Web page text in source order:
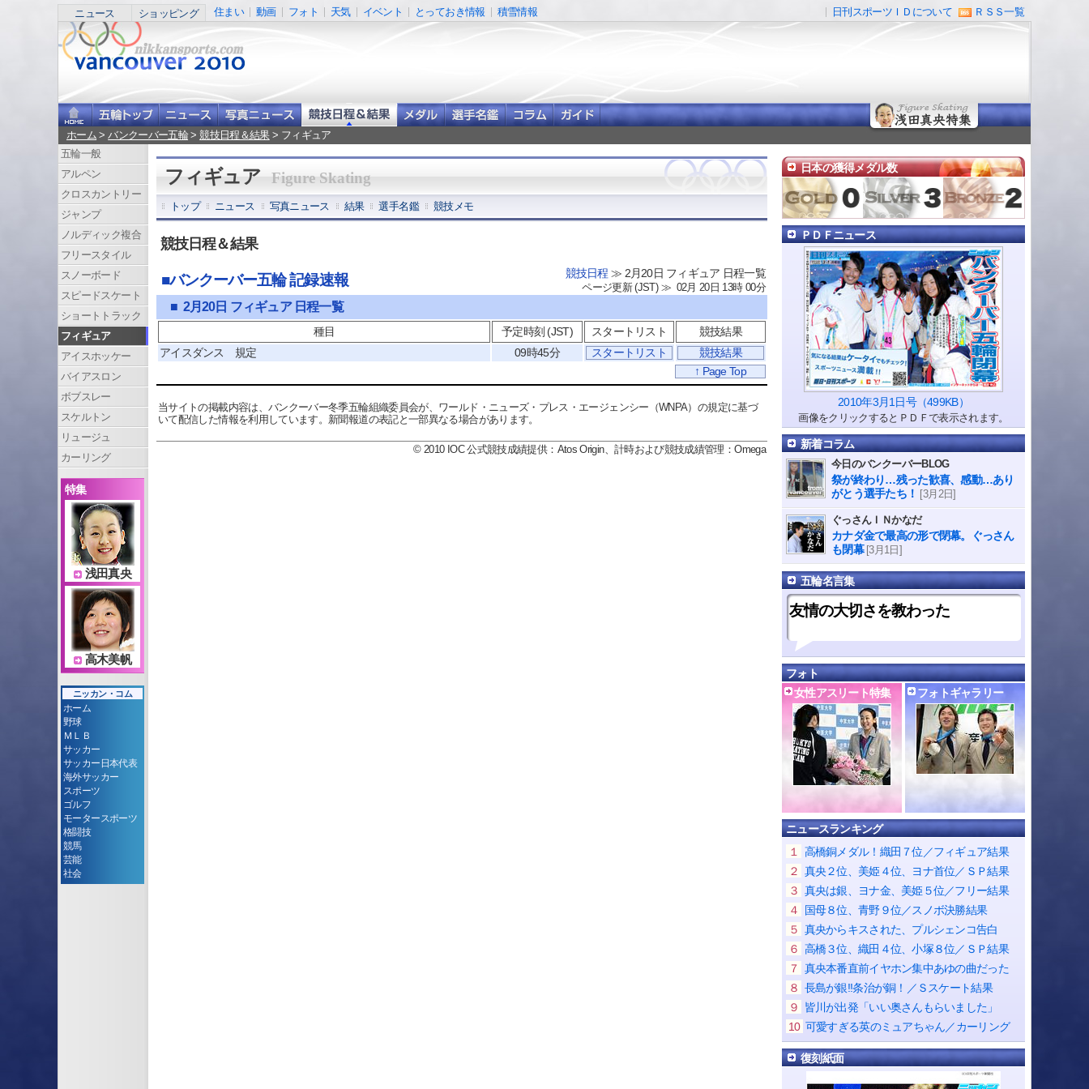
ニュース ショッピング 住まい 動画 フォト 天気 イベント とっておき情報 積雪情報 日刊スポーツＩＤについて ＲＳＳ一覧
ホーム >バンクーバー五輪>競技日程＆結果> フィギュア
フィギュア Figure Skating
トップ ニュース 写真ニュース 結果 選手名鑑 競技メモ
競技日程＆結果
■バンクーバー五輪 記録速報 競技日程 ≫ 2月20日 フィギュア 日程一覧
ページ更新 (JST) ≫ 02月 20日 13時 00分
■ 2月20日 フィギュア 日程一覧
種目 予定時刻 (JST) スタートリスト
競技結果
アイスダンス 規定
09時45分 スタートリスト
競技結果
↑ Page Top
当サイトの掲載内容は、バンクーバー冬季五輪組織委員会が、ワールド・ニューズ・プレス・エージェンシー（WNPA）の規定に基づ
いて配信した情報を利用しています。新聞報道の表記と一部異なる場合があります。
© 2010 IOC 公式競技成績提供：Atos Origin、計時および競技成績管理：Omega
五輪一般
アルペン
クロスカントリー
ジャンプ
ノルディック複合
フリースタイル
スノーボード
スピードスケート
ショートトラック
フィギュア
アイスホッケー
バイアスロン
ボブスレー
スケルトン
リュージュ
カーリング
特集
浅田真央
高木美帆
ニッカン・コム
ホーム
野球
ＭＬＢ
サッカー
サッカー日本代表
海外サッカー
スポーツ
ゴルフ
モータースポーツ
格闘技
競馬
芸能
社会
日本の獲得メダル数
ＰＤＦニュース
2010年3月1日号（499KB）
画像をクリックするとＰＤＦで表示されます。
新着コラム
今日のバンクーバーBLOG
祭が終わり…残った歓喜、感動…あり
がとう選手たち！ [3月2日]
ぐっさんＩＮかなだ
カナダ金で最高の形で閉幕。ぐっさん
も閉幕 [3月1日]
五輪名言集
友情の大切さを教わった
フォト
女性アスリート特集
フォトギャラリー
ニュースランキング
１
高橋銅メダル！織田７位／フィギュア結果
２ 真央２位、美姫４位、ヨナ首位／ＳＰ結果
３ 真央は銀、ヨナ金、美姫５位／フリー結果
４
国母８位、青野９位／スノボ決勝結果
５ 真央からキスされた、プルシェンコ告白
６ 高橋３位、織田４位、小塚８位／ＳＰ結果
７ 真央本番直前イヤホン集中あゆの曲だった
８ 長島が銀!!条治が銅！／Ｓスケート結果
９
皆川が出発「いい奥さんもらいました」
10 可愛すぎる英のミュアちゃん／カーリング
復刻紙面